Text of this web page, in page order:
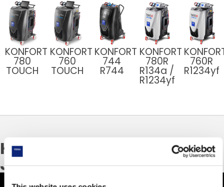
KONFORT
780
TOUCH
KONFORT
760
TOUCH
KONFORT
744
R744
KONFORT
780R
R134a /
R1234yf
760R
R1234yf
KONFORT CERTYFIKOWANA
JAKOŚĆ I PRODUKCJA